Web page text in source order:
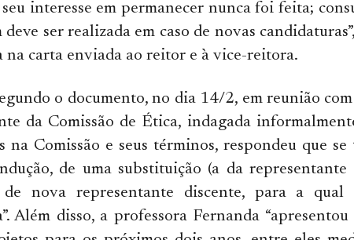
interesse em permanecer nunca foi feita;
deve ser realizada em caso de novas
na carta enviada ao reitor e à vice-reitora.
o documento, no dia 14/2, em reunião
da Comissão de Ética, indagada
na Comissão e seus términos, respondeu que se
de uma substituição (a da representante
de nova representante discente, para a qual
Além disso, a professora Fernanda